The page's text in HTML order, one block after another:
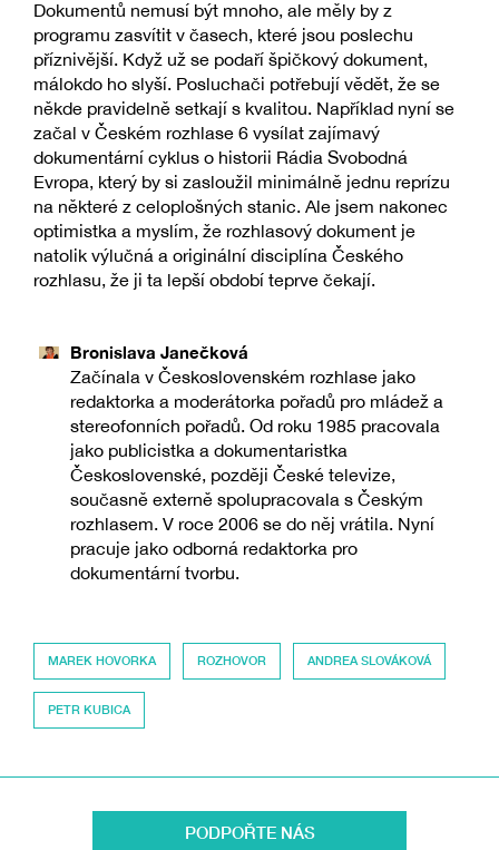
Dokumentů nemusí být mnoho, ale měly by z
programu zasvítit v časech, které jsou poslechu
příznivější. Když už se podaří špičkový dokument,
málokdo ho slyší. Posluchači potřebují vědět, že se
někde pravidelně setkají s kvalitou. Například nyní se
začal v Českém rozhlase 6 vysílat zajímavý
dokumentární cyklus o historii Rádia Svobodná
Evropa, který by si zasloužil minimálně jednu reprízu
na některé z celoplošných stanic. Ale jsem nakonec
optimistka a myslím, že rozhlasový dokument je
natolik výlučná a originální disciplína Českého
rozhlasu, že ji ta lepší období teprve čekají.
Bronislava Janečková
Začínala v Československém rozhlase jako
redaktorka a moderátorka pořadů pro mládež a
stereofonních pořadů. Od roku 1985 pracovala
jako publicistka a dokumentaristka
Československé, později České televize,
současně externě spolupracovala s Českým
rozhlasem. V roce 2006 se do něj vrátila. Nyní
pracuje jako odborná redaktorka pro
dokumentární tvorbu.
MAREK HOVORKA ROZHOVOR ANDREA SLOVÁKOVÁ
PETR KUBICA
PODPOŘTE NÁS